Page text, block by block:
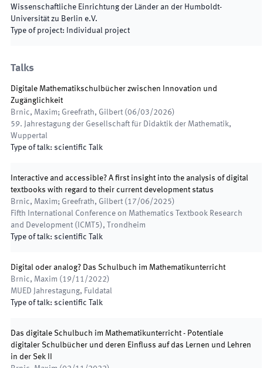
Wissenschaftliche Einrichtung der Länder an der Humboldt-
Universität zu Berlin e.V.
Type of project: Individual project
Talks
Digitale Mathematikschulbücher zwischen Innovation und
Zugänglichkeit
Brnic, Maxim; Greefrath, Gilbert (06/03/2026)
59. Jahrestagung der Gesellschaft für Didaktik der Mathematik,
Wuppertal
Type of talk: scientific Talk
Interactive and accessible? A first insight into the analysis of digital
textbooks with regard to their current development status
Brnic, Maxim; Greefrath, Gilbert ( 17/06/2025)
Fifth International Conference on Mathematics Textbook Research
and Development (ICMT5),
Trondheim
Type of talk: scientific Talk
Digital oder analog? Das Schulbuch im Mathematikunterricht
Brnic, Maxim ( 19/11/2022)
MUED Jahrestagung, Fuldatal
Type of talk: scientific Talk
Das digitale Schulbuch im Mathematikunterricht - Potentiale
digitaler Schulbücher und deren Einfluss auf das Lernen und Lehren
in der Sek II